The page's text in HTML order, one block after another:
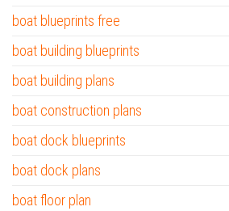
boat blueprints free
boat building blueprints
boat building plans
boat construction plans
boat dock blueprints
boat dock plans
boat floor plan